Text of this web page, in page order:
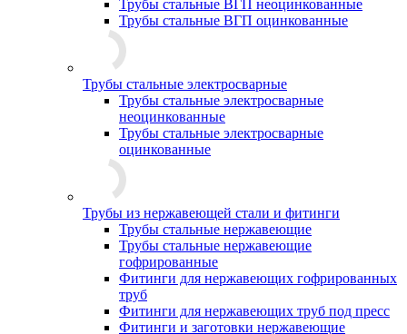
Трубы стальные ВГП неоцинкованные
Трубы стальные ВГП оцинкованные
Трубы стальные электросварные
Трубы стальные электросварные
неоцинкованные
Трубы стальные электросварные
оцинкованные
Трубы из нержавеющей стали и фитинги
Трубы стальные нержавеющие
Трубы стальные нержавеющие
гофрированные
Фитинги для нержавеющих гофрированных
труб
Фитинги для нержавеющих труб под пресс
Фитинги и заготовки нержавеющие